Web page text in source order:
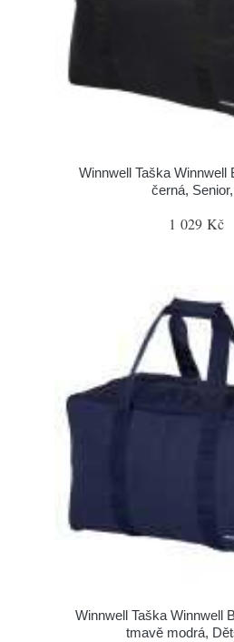
Winnwell Taška Winnwell
černá,
1 029 Kč
Winnwell Taška Winnwell
tmavě modrá,